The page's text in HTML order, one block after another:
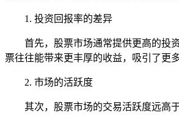
1. 投资回报率的差异
首先，股票市场通常提供更高的投
票往往能带来更丰厚的收益，吸引了更
2. 市场的活跃度
其次，股票市场的交易活跃度远高